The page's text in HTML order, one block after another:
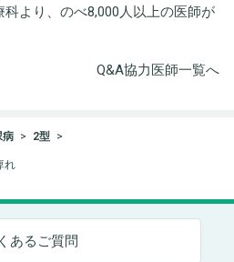
より、のべ8,000人以上の医師が
Q&A協力医師一覧へ
病 2型
れ
あるご質問